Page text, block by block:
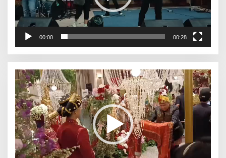
00:00 00:28
Pemutar
Video